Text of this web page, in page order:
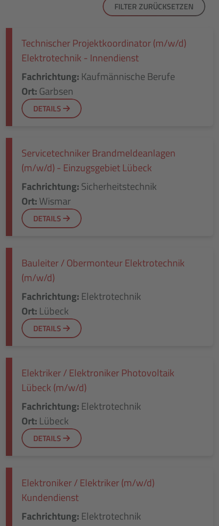
FILTER ZURÜCKSETZEN
Technischer Projektkoordinator (m/w/d)
Elektrotechnik - Innendienst
Fachrichtung: Kaufmännische Berufe
Ort:Garbsen
DETAILS
Servicetechniker Brandmeldeanlagen
(m/w/d) - Einzugsgebiet Lübeck
Fachrichtung:Sicherheitstechnik
Ort:Wismar
DETAILS
Bauleiter / Obermonteur Elektrotechnik
(m/w/d)
Fachrichtung: Elektrotechnik
Ort: Lübeck
DETAILS
Elektriker / Elektroniker Photovoltaik
Lübeck (m/w/d)
Fachrichtung: Elektrotechnik
Ort: Lübeck
DETAILS
Elektroniker / Elektriker (m/w/d)
Kundendienst
Fachrichtung: Elektrotechnik